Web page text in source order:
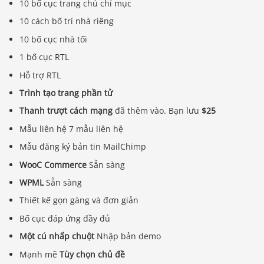
10 bố cục trang chủ chỉ mục
10 cách bố trí nhà riêng
10 bố cục nhà tối
1 bố cục RTL
Hỗ trợ RTL
Trình tạo trang phần tử
Thanh trượt cách mạng đã thêm vào. Bạn lưu$25
Mẫu liên hệ 7 mẫu liên hệ
Mẫu đăng ký bản tin MailChimp
WooC Commerce Sẵn sàng
WPMLSẵn sàng
Thiết kế gọn gàng và đơn giản
Bố cục đáp ứng đầy đủ
Một cú nhấp chuộtNhập bản demo
Mạnh mẽTùy chọn chủ đề